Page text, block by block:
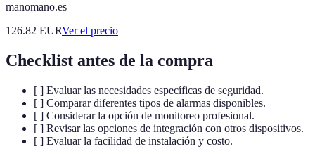
manomano.es
126.82 EURVer el precio
Checklist antes de la compra
[ ] Evaluar las necesidades específicas de seguridad.
[ ] Comparar diferentes tipos de alarmas disponibles.
[ ] Considerar la opción de monitoreo profesional.
[ ] Revisar las opciones de integración con otros dispositivos.
[ ] Evaluar la facilidad de instalación y costo.